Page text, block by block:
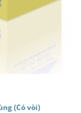
(Có vòi)